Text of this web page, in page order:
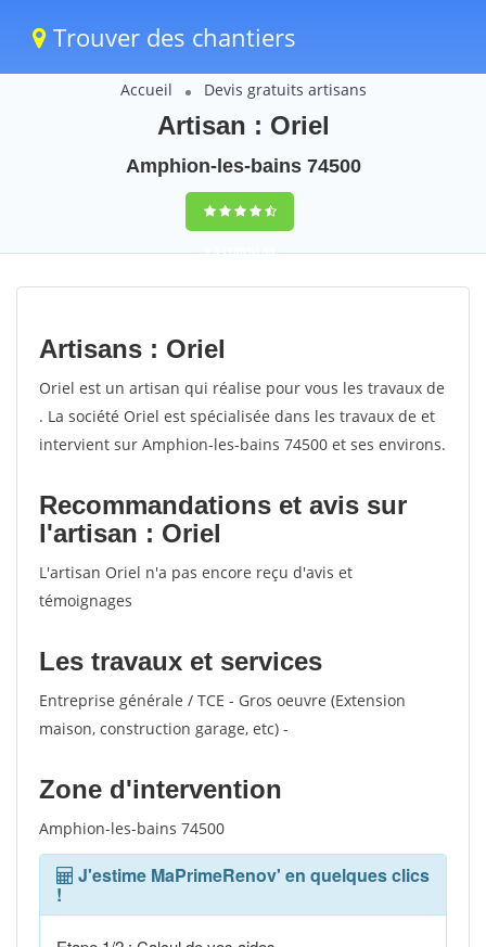
Trouver des chantiers
Accueil Devis gratuits artisans
Artisan : Oriel
Amphion-les-bains 74500
9,5(100%)55
votes
Artisans : Oriel
Oriel est un artisan qui réalise pour vous les travaux de
. La société Oriel est spécialisée dans les travaux de et
intervient sur Amphion-les-bains 74500 et ses environs.
Recommandations et avis sur
l'artisan : Oriel
L'artisan Oriel n'a pas encore reçu d'avis et
témoignages
Les travaux et services
Entreprise générale / TCE - Gros oeuvre (Extension
maison, construction garage, etc) -
Zone d'intervention
Amphion-les-bains 74500